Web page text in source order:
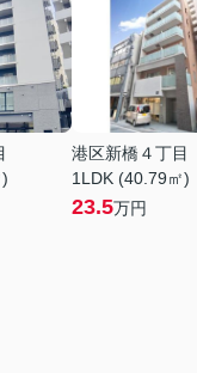
港区新橋４丁目
1LDK (40.79㎡)
23.5万円